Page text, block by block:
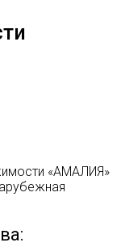
«АМАЛИЯ»